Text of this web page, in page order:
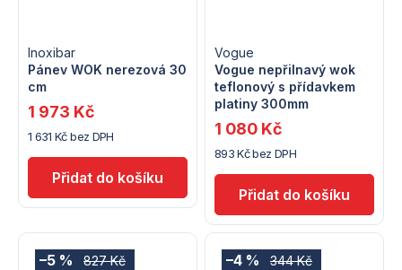
Pánev WOK nerezová 30
cm
Inoxibar
1 631 Kč bez DPH
1 973 Kč
Vogue nepřilnavý wok
teflonový s přídavkem
platiny 300mm
Vogue
893 Kč bez DPH
1 080 Kč
827 Kč
–5 % 344 Kč
–4 %